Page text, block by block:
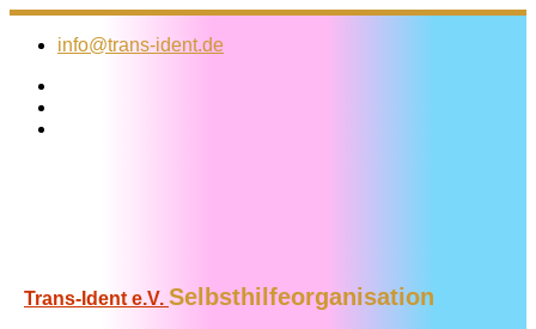
Zum
Inhalt
info@trans-ident.de
Trans-Ident e.V. Selbsthilfeorganisation